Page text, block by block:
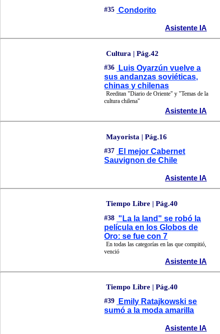
#35 Condorito
Asistente IA
Cultura | Pág.42
#36
Luis Oyarzún vuelve a
sus andanzas soviéticas,
chinas y chilenas
Reeditan "Diario de Oriente" y "Temas de la
cultura chilena"
Asistente IA
Mayorista | Pág.16
#37
El mejor Cabernet
Sauvignon de Chile
Asistente IA
Tiempo Libre | Pág.40
#38 "La la land" se robó la
película en los Globos de
Oro: se fue con 7
En todas las categorías en las que compitió,
venció
Asistente IA
Tiempo Libre | Pág.40
#39
Emily Ratajkowski se
sumó a la moda amarilla
Asistente IA